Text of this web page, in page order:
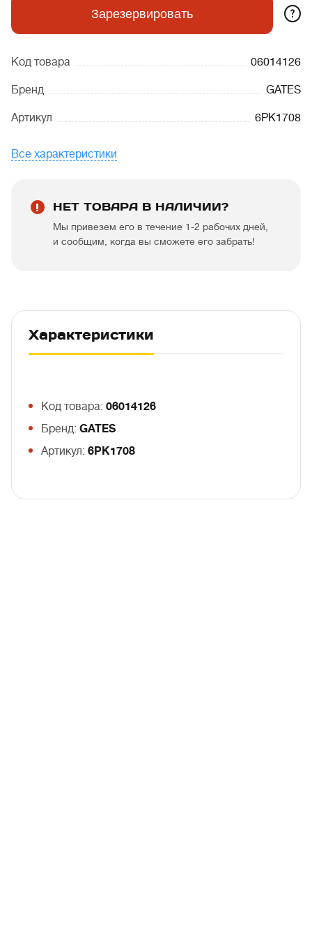
Зарезервировать ?
Код товара 06014126
Бренд GATES
Артикул 6PK1708
Все характеристики
НЕТ ТОВАРА В НАЛИЧИИ?
Мы привезем его в течение 1-2 рабочих дней,
и сообщим, когда вы сможете его забрать!
Характеристики
Код товара: 06014126
Бренд: GATES
Артикул: 6PK1708